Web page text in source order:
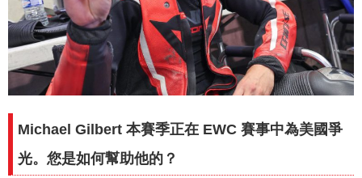
Michael Gilbert 本賽季正在 EWC 賽事中為美國爭
光。您是如何幫助他的？